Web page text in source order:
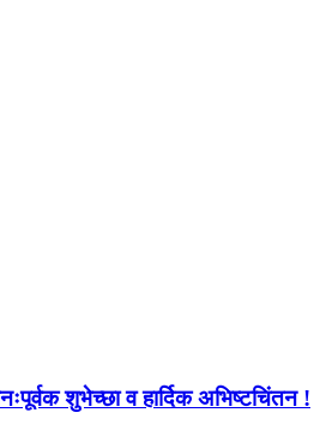
शुभेच्छा व हार्दिक अभिष्टचिंतन !